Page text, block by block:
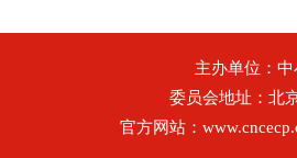
主办单位：
委员会地址：北
官方网站：